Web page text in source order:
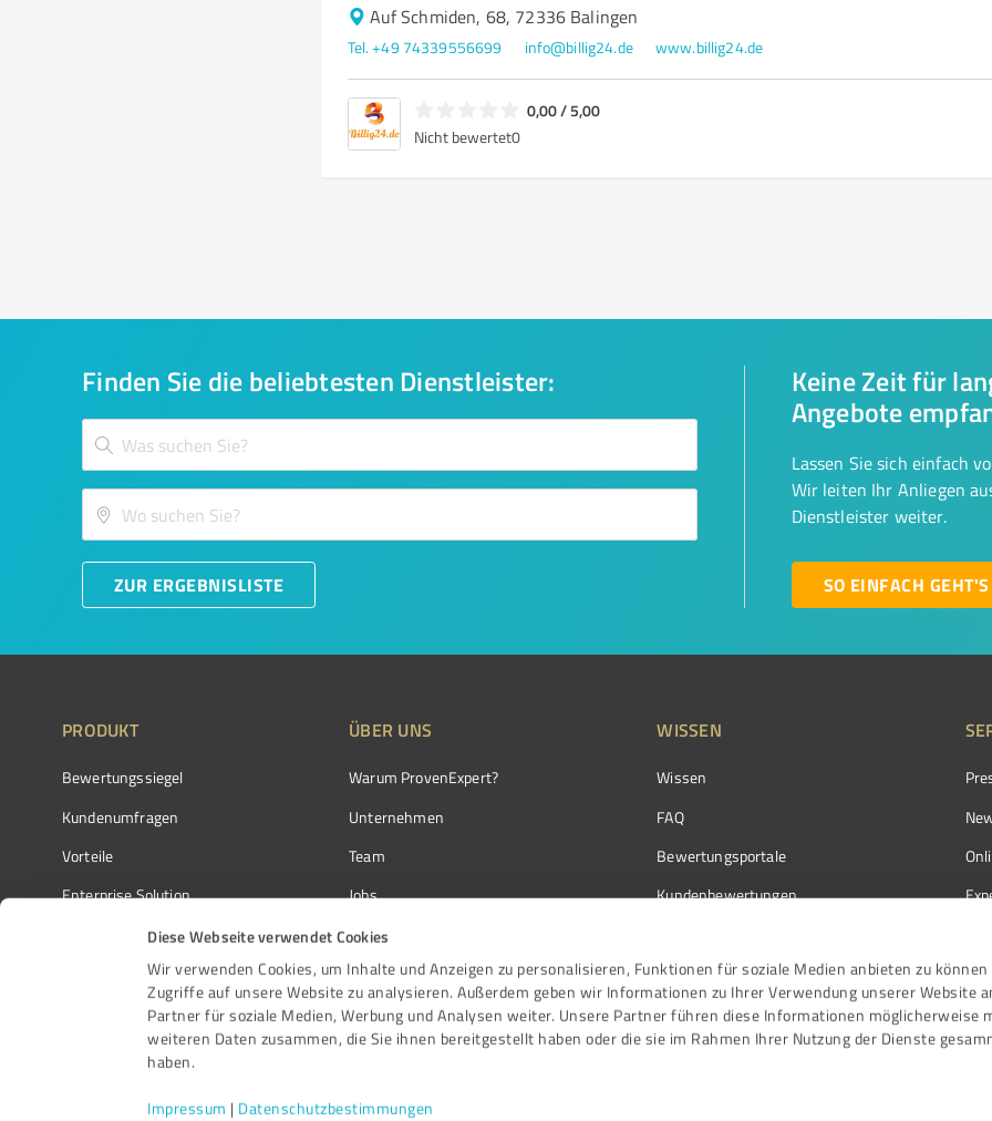
Diese Webseite verwendet Cookies
Wir verwenden Cookies, um Inhalte und Anzeigen zu personalisieren, Funktionen für soziale Medien anbieten zu können
Zugriffe auf unsere Website zu analysieren. Außerdem geben wir Informationen zu Ihrer Verwendung unserer Website
Partner für soziale Medien, Werbung und Analysen weiter. Unsere Partner führen diese Informationen möglicherweise
weiteren Daten zusammen, die Sie ihnen bereitgestellt haben oder die sie im Rahmen Ihrer Nutzung der Dienste
haben.
Impressum | Datenschutzbestimmungen
Auf Schmiden, 68, 72336 Balingen
Tel. +49 74339556699 info@billig24.de www.billig24.de
0,00 / 5,00
Nicht bewertet0
Finden Sie die beliebtesten Dienstleister:
ZUR ERGEBNISLISTE
Keine Zeit für
Angebote
Lassen Sie sich einfach
Wir leiten Ihr Anliegen
Dienstleister weiter.
SO EINFACH GEHT'S
PRODUKT
Bewertungssiegel
Kundenumfragen
Vorteile
Enterprise Solution
Partnerprogramm
Auszeichnungen
ÜBER UNS
Warum ProvenExpert?
Unternehmen
Team
Jobs
Kundenstimmen
Kontakt
WISSEN
Wissen
FAQ
Bewertungsportale
Kundenbewertungen
Bewertungs­richtlinien
Events